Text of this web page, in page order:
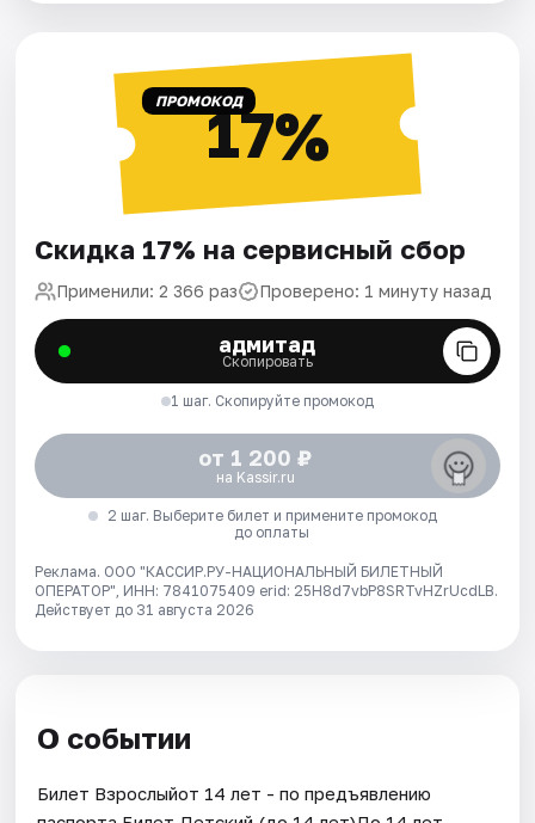
ПРОМОКОД17%
Скидка 17% на сервисный сбор
Применили: 2 366 раз Проверено: 1 минуту назад
адмитад
Скопировать
1 шаг. Скопируйте промокод
от 1 200 ₽
на Kassir.ru
2 шаг. Выберите билет и примените промокод
до оплаты
Реклама. ООО "КАССИР.РУ-НАЦИОНАЛЬНЫЙ БИЛЕТНЫЙ
ОПЕРАТОР", ИНН: 7841075409 erid: 25H8d7vbP8SRTvHZrUcdLB.
Действует до 31 августа 2026
О событии
Билет Взрослыйот 14 лет - по предъявлению